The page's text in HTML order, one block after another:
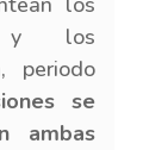
y los
periodo
se
ambas